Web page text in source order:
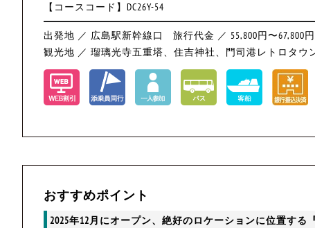
【コースコード】DC26Y-54
出発地 ／ 広島駅新幹線口 旅行代金 ／ 55,800円〜67,800円
観光地 ／ 瑠璃光寺五重塔、住吉神社、門司港レトロタウ
おすすめポイント
2025年12月にオープン、絶好のロケーションに位置する